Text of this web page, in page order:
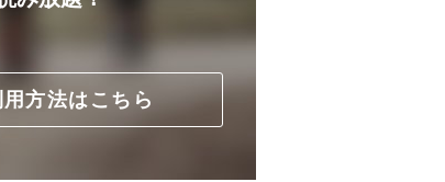
用方法はこちら